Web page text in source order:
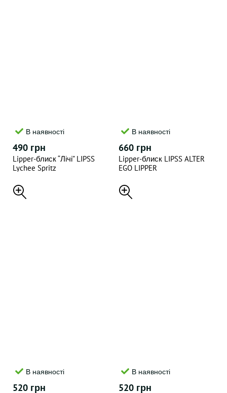
В наявності
490 грн
Lipper-блиск “Лічі” LIPSS
Lychee Spritz
В наявності
660 грн
Lipper-блиск LIPSS ALTER
EGO LIPPER
В наявності
520 грн
В наявності
520 грн